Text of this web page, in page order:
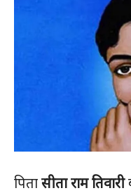
पितासीता राम तिवारी